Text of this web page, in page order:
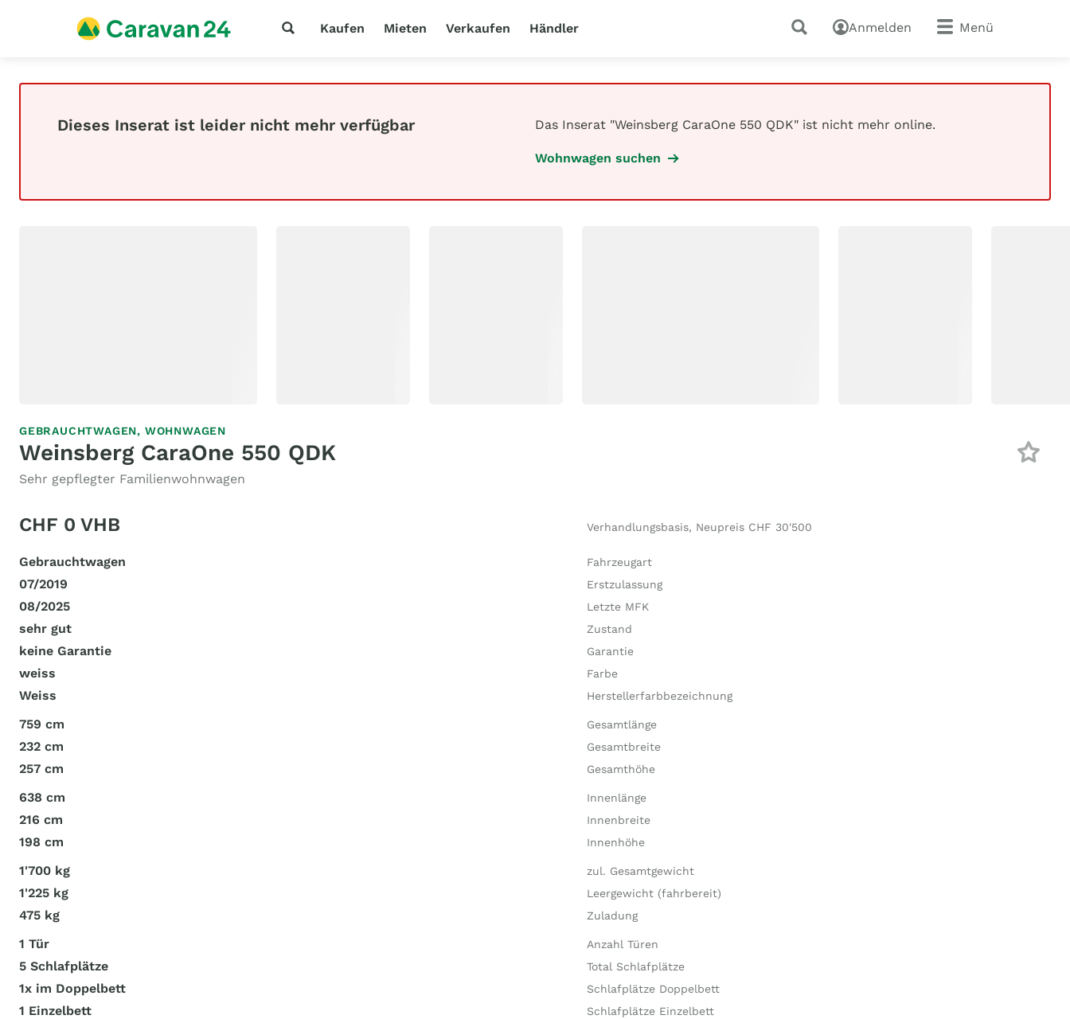
Kaufen Mieten Verkaufen Händler Anmelden Menü
Dieses Inserat ist leider nicht mehr verfügbar Das Inserat "Weinsberg CaraOne 550 QDK" ist nicht mehr online.
Wohnwagen suchen
GEBRAUCHTWAGEN, WOHNWAGEN
Weinsberg CaraOne 550 QDK
Sehr gepflegter Familienwohnwagen
CHF 0 VHB Verhandlungsbasis, Neupreis CHF 30'500
Gebrauchtwagen Fahrzeugart
07/2019 Erstzulassung
08/2025 Letzte MFK
sehr gut Zustand
keine Garantie Garantie
weiss Farbe
Weiss Herstellerfarbbezeichnung
759 cm Gesamtlänge
232 cm Gesamtbreite
257 cm Gesamthöhe
638 cm Innenlänge
216 cm Innenbreite
198 cm Innenhöhe
1'700 kg zul. Gesamtgewicht
1'225 kg Leergewicht (fahrbereit)
475 kg Zuladung
1 Tür Anzahl Türen
5 Schlafplätze Total Schlafplätze
1x im Doppelbett Schlafplätze Doppelbett
1 Einzelbett Schlafplätze Einzelbett